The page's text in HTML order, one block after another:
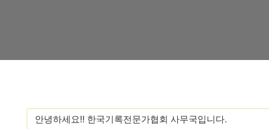
안녕하세요!! 한국기록전문가협회 사무국입니다.